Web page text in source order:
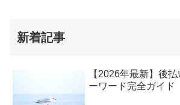
新着記事
【2026年最新】後
ーワード完全ガイド